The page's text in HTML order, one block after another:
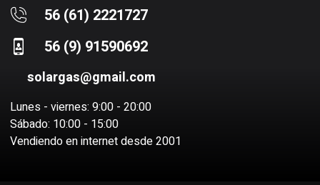
56 (61) 2221727
56 (9) 91590692
solargas@gmail.com
Lunes - viernes: 9:00 - 20:00
Sábado: 10:00 - 15:00
Vendiendo en internet desde 2001